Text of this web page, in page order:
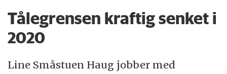
Tålegrensen kraftig senket i
2020
Line Småstuen Haug jobber med